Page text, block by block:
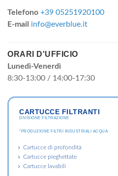
Telefono +39 05251920100
E-mail
info@everblue.it
ORARI D'UFFICIO
Lunedì-Venerdì
8:30-13:00 / 14:00-17:30
CARTUCCE FILTRANTI
DIVISIONE FILTRAZIONE
"PRODUZIONE FILTRI INDUSTRIALI ACQUA
Cartucce di profondità
Cartucce pieghettate
Cartucce lavabili